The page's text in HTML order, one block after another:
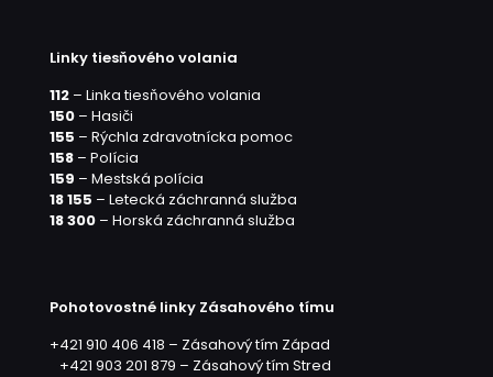
Linky tiesňového volania
112 – Linka tiesňového volania
150 – Hasiči
155 – Rýchla zdravotnícka pomoc
158 – Polícia
159 – Mestská polícia
18 155 – Letecká záchranná služba
18 300 – Horská záchranná služba
Pohotovostné linky Zásahového tímu
+421 910 406 418 – Zásahový tím Západ
+421 903 201 879 – Zásahový tím Stred